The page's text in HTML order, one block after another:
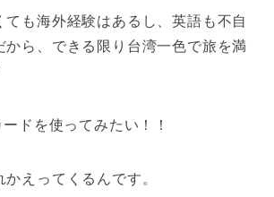
ても海外経験はあるし、英語も不自
から、できる限り台湾一色で旅を満
ドを使ってみたい！！
えってくるんです。